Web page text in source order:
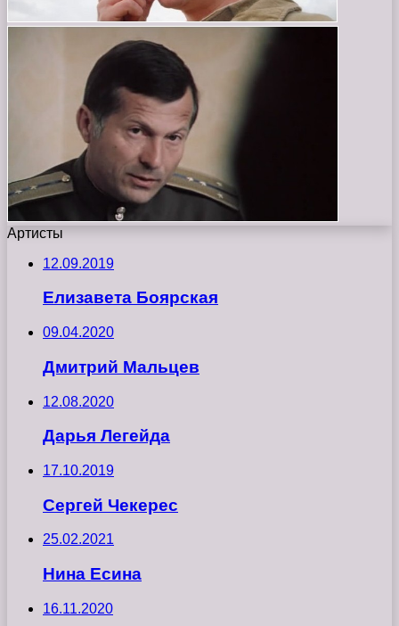
Артисты
12.09.2019
Елизавета Боярская
09.04.2020
Дмитрий Мальцев
12.08.2020
Дарья Легейда
17.10.2019
Сергей Чекерес
25.02.2021
Нина Есина
16.11.2020